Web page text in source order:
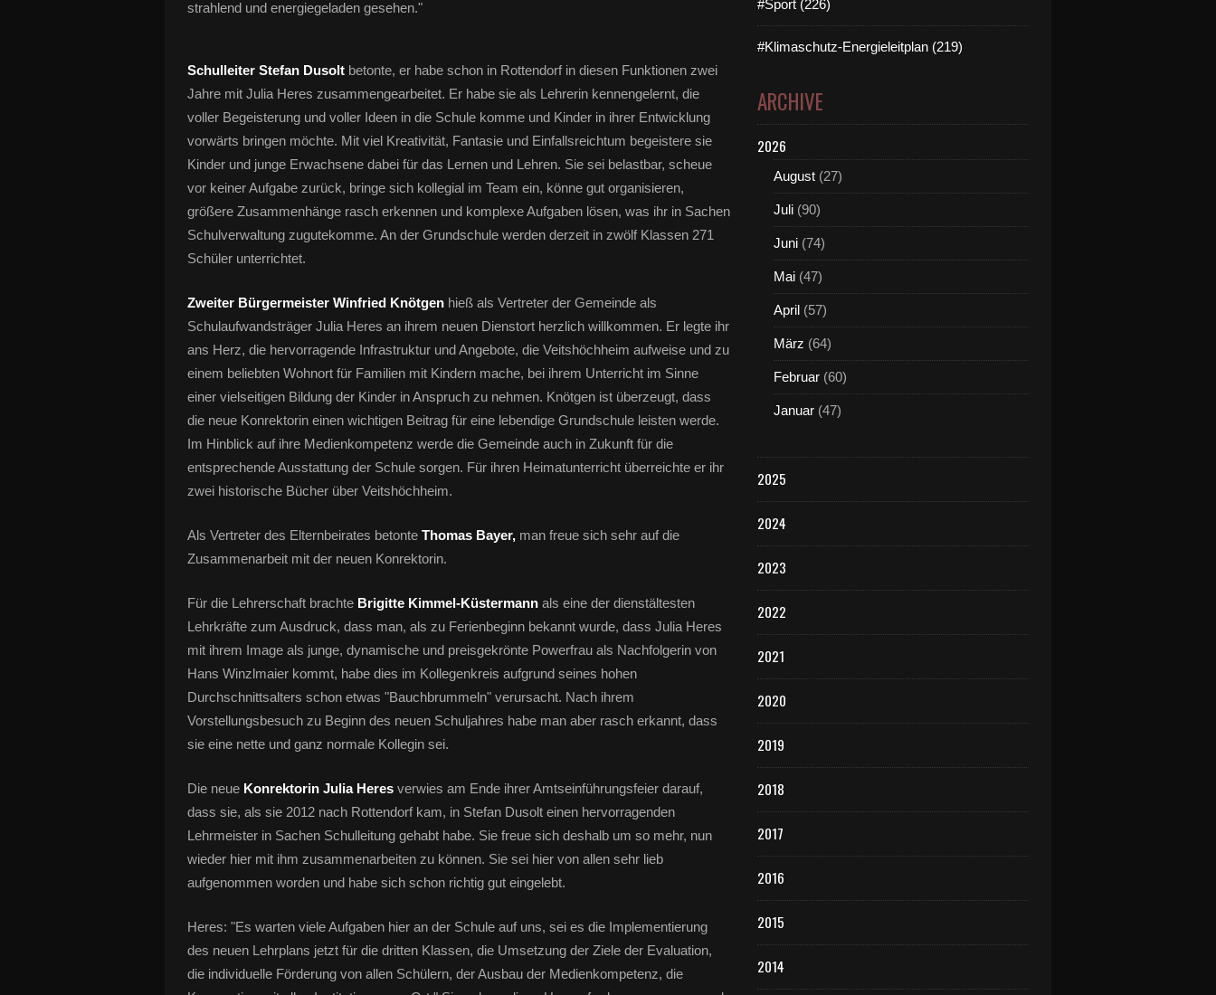
strahlend und energiegeladen gesehen."
Schulleiter Stefan Dusolt betonte, er habe schon in Rottendorf in diesen Funktionen zwei
Jahre mit Julia Heres zusammengearbeitet. Er habe sie als Lehrerin kennengelernt, die
voller Begeisterung und voller Ideen in die Schule komme und Kinder in ihrer Entwicklung
vorwärts bringen möchte. Mit viel Kreativität, Fantasie und Einfallsreichtum begeistere sie
Kinder und junge Erwachsene dabei für das Lernen und Lehren. Sie sei belastbar, scheue
vor keiner Aufgabe zurück, bringe sich kollegial im Team ein, könne gut organisieren,
größere Zusammenhänge rasch erkennen und komplexe Aufgaben lösen, was ihr in Sachen
Schulverwaltung zugutekomme. An der Grundschule werden derzeit in zwölf Klassen 271
Schüler unterrichtet.
Zweiter Bürgermeister Winfried Knötgen hieß als Vertreter der Gemeinde als
Schulaufwandsträger Julia Heres an ihrem neuen Dienstort herzlich willkommen. Er legte ihr
ans Herz, die hervorragende Infrastruktur und Angebote, die Veitshöchheim aufweise und zu
einem beliebten Wohnort für Familien mit Kindern mache, bei ihrem Unterricht im Sinne
einer vielseitigen Bildung der Kinder in Anspruch zu nehmen. Knötgen ist überzeugt, dass
die neue Konrektorin einen wichtigen Beitrag für eine lebendige Grundschule leisten werde.
Im Hinblick auf ihre Medienkompetenz werde die Gemeinde auch in Zukunft für die
entsprechende Ausstattung der Schule sorgen. Für ihren Heimatunterricht überreichte er ihr
zwei historische Bücher über Veitshöchheim.
Als Vertreter des Elternbeirates betonte Thomas Bayer, man freue sich sehr auf die
Zusammenarbeit mit der neuen Konrektorin.
Für die Lehrerschaft brachte Brigitte Kimmel-Küstermann als eine der dienstältesten
Lehrkräfte zum Ausdruck, dass man, als zu Ferienbeginn bekannt wurde, dass Julia Heres
mit ihrem Image als junge, dynamische und preisgekrönte Powerfrau als Nachfolgerin von
Hans Winzlmaier kommt, habe dies im Kollegenkreis aufgrund seines hohen
Durchschnittsalters schon etwas "Bauchbrummeln" verursacht. Nach ihrem
Vorstellungsbesuch zu Beginn des neuen Schuljahres habe man aber rasch erkannt, dass
sie eine nette und ganz normale Kollegin sei.
Die neue Konrektorin Julia Heres verwies am Ende ihrer Amtseinführungsfeier darauf,
dass sie, als sie 2012 nach Rottendorf kam, in Stefan Dusolt einen hervorragenden
Lehrmeister in Sachen Schulleitung gehabt habe. Sie freue sich deshalb um so mehr, nun
wieder hier mit ihm zusammenarbeiten zu können. Sie sei hier von allen sehr lieb
aufgenommen worden und habe sich schon richtig gut eingelebt.
Heres: "Es warten viele Aufgaben hier an der Schule auf uns, sei es die Implementierung
des neuen Lehrplans jetzt für die dritten Klassen, die Umsetzung der Ziele der Evaluation,
die individuelle Förderung von allen Schülern, der Ausbau der Medienkompetenz, die
#Sport (226)
#Klimaschutz-Energieleitplan (219)
ARCHIVE
2026
August (27)
Juli (90)
Juni (74)
Mai (47)
April (57)
März (64)
Februar (60)
Januar (47)
2025
2024
2023
2022
2021
2020
2019
2018
2017
2016
2015
2014